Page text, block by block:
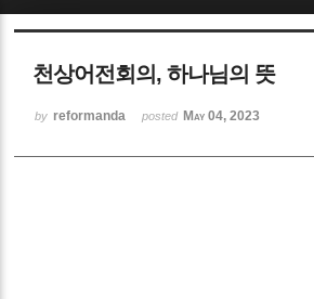
천상어전회의, 하나님의 뜻
by reformanda posted May 04, 2023
Sketchbook5, 스케치북5